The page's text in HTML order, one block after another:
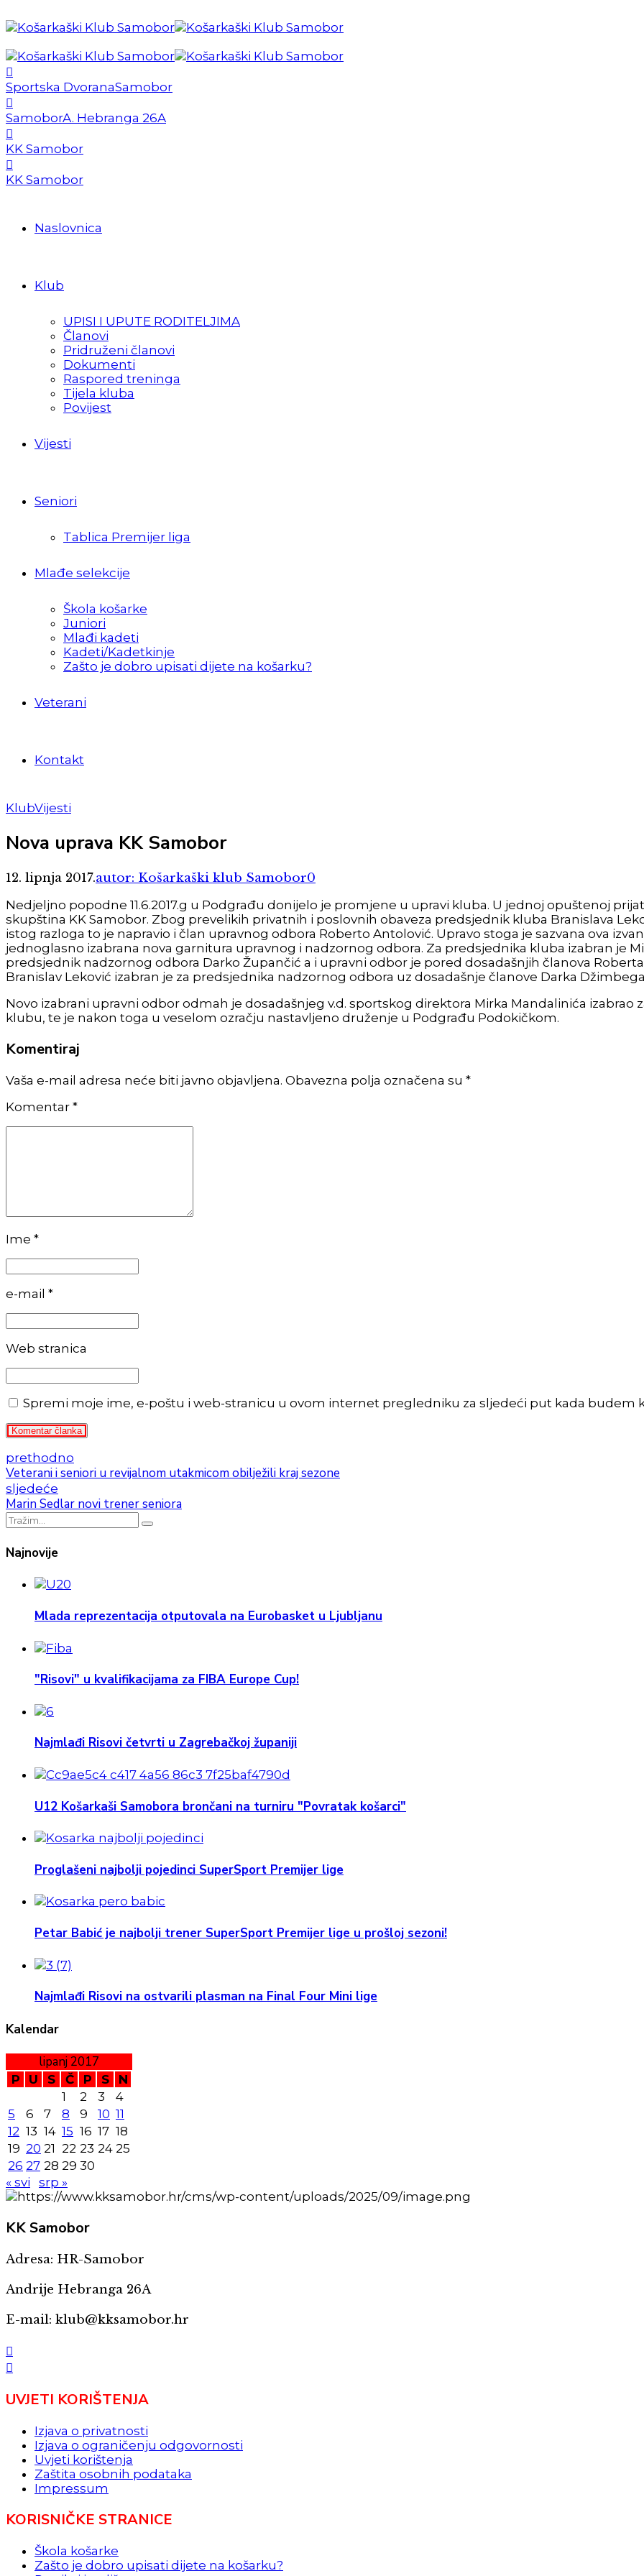
Sportska DvoranaSamobor
SamoborA. Hebranga 26A
KK Samobor
KK Samobor
Naslovnica
Klub
UPISI I UPUTE RODITELJIMA
Članovi
Pridruženi članovi
Dokumenti
Raspored treninga
Tijela kluba
Povijest
Vijesti
Seniori
Tablica Premijer liga
Mlađe selekcije
Škola košarke
Juniori
Mlađi kadeti
Kadeti/Kadetkinje
Zašto je dobro upisati dijete na košarku?
Veterani
Kontakt
KlubVijesti
Nova uprava KK Samobor
12. lipnja 2017.autor: Košarkaški klub Samobor0
Nedjeljno popodne 11.6.2017.g u Podgrađu donijelo je promjene u upravi kluba. U jednoj opuštenoj
skupština KK Samobor. Zbog prevelikih privatnih i poslovnih obaveza predsjednik kluba Branislava
istog razloga to je napravio i član upravnog odbora Roberto Antolović. Upravo stoga je sazvana ova
jednoglasno izabrana nova garnitura upravnog i nadzornog odbora. Za predsjednika kluba izabran je
predsjednik nadzornog odbora Darko Župančić a i upravni odbor je pored dosadašnjih članova Roberta
Branislav Leković izabran je za predsjednika nadzornog odbora uz dosadašnje članove Darka Džimbega
Novo izabrani upravni odbor odmah je dosadašnjeg v.d. sportskog direktora Mirka Mandalinića izabrao
klubu, te je nakon toga u veselom ozračju nastavljeno druženje u Podgrađu Podokičkom.
Komentiraj
Vaša e-mail adresa neće biti javno objavljena. Obavezna polja označena su *
Komentar *
Ime *
e-mail *
Web stranica
Spremi moje ime, e-poštu i web-stranicu u ovom internet pregledniku za sljedeći put kada budem
Komentar članka
prethodno
Veterani i seniori u revijalnom utakmicom obilježili kraj sezone
sljedeće
Marin Sedlar novi trener seniora
Najnovije
Mlada reprezentacija otputovala na Eurobasket u Ljubljanu
"Risovi" u kvalifikacijama za FIBA Europe Cup!
Najmlađi Risovi četvrti u Zagrebačkoj županiji
U12 Košarkaši Samobora brončani na turniru "Povratak košarci"
Proglašeni najbolji pojedinci SuperSport Premijer lige
Petar Babić je najbolji trener SuperSport Premijer lige u prošloj sezoni!
Najmlađi Risovi na ostvarili plasman na Final Four Mini lige
Kalendar
lipanj 2017
P U S Č P S
N
1
2 3
4
5
6 7 8 9 10 11
12 13 14 15 16 17 18
19 20 21 22 23 24 25
26 27 28 29 30
« svi
srp »
KKSamobor
Adresa: HR-Samobor
Andrije Hebranga 26A
E-mail: klub@kksamobor.hr
UVJETI KORIŠTENJA
Izjava o privatnosti
Izjava o ograničenju odgovornosti
Uvjeti korištenja
Zaštita osobnih podataka
Impressum
KORISNIČKE STRANICE
Škola košarke
Zašto je dobro upisati dijete na košarku?